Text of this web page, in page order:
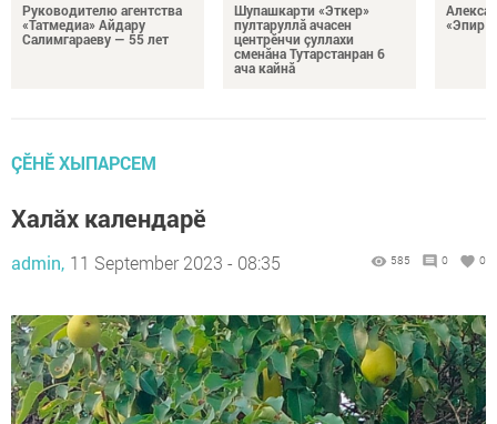
Руководителю агентства
«Татмедиа» Айдару
Салимгараеву — 55 лет
Шупашкарти «Эткер»
пултаруллă ачасен
центрӗнчи çуллахи
сменăна Тутарстанран 6
ача кайнă
«Эпир
ÇӖНӖ ХЫПАРСЕМ
Халăх календарĕ
admin, 11 September 2023 - 08:35 585 0 0